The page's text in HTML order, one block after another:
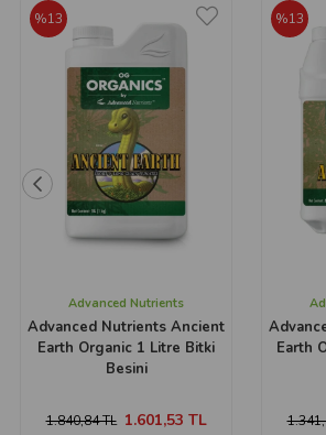
Advanced Nutrients
Advanced Nutrients Ancient
Earth Organic 1 Litre Bitki
Besini
1.601,53 TL
1.840,84 TL
%13
Earth
%13